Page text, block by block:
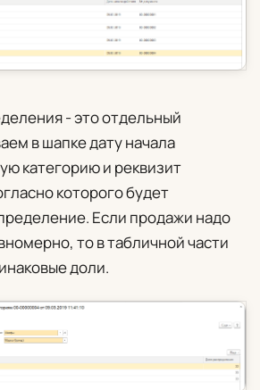
- это отдельный
в шапке дату начала
категорию и реквизит
которого будет
Если продажи надо
то в табличной части
доли.